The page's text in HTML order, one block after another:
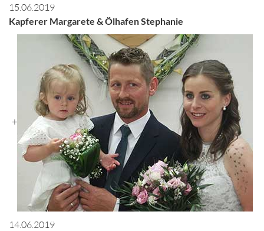
15.06.2019
Kapferer Margarete & Ölhafen Stephanie
+
14.06.2019